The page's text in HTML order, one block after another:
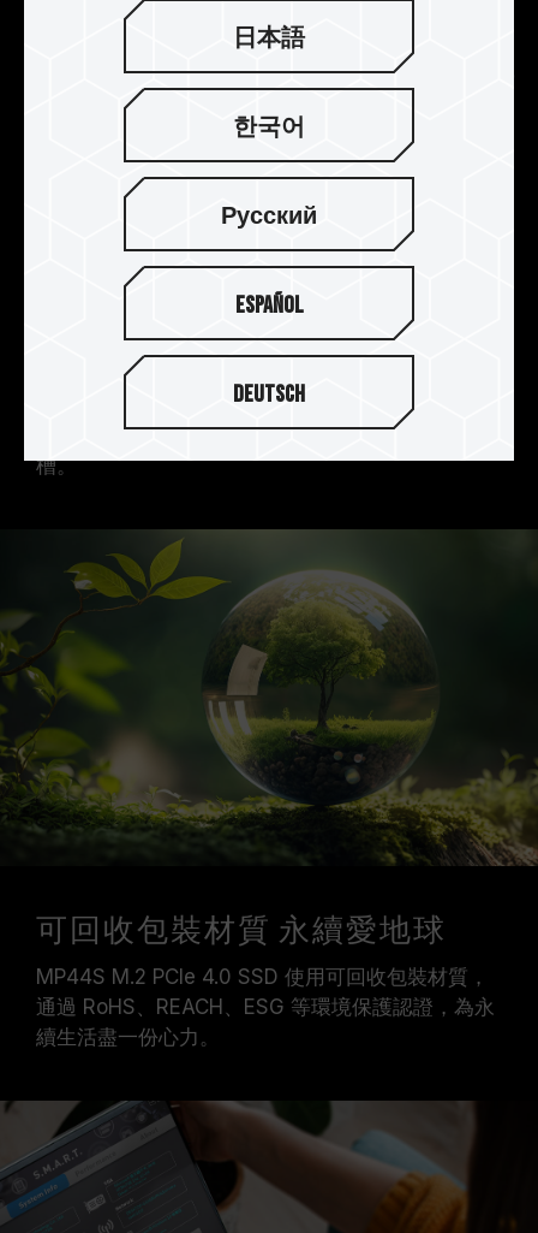
Gen4 讀寫速度兼容 PCIe Gen3 介
MP44S M.2 PCIe 4.0 SSD 採用 PCIe Gen4 x4 介
面，讀寫速度最高可達 5,000 MB/s 與
3,500MB/s，並且向下相容 PCIe Gen3 的 M.2 插
槽。
可回收包裝材質 永續愛地球
MP44S M.2 PCIe 4.0 SSD 使用可回收包裝材質，
通過 RoHS、REACH、ESG 等環境保護認證，為永
續生活盡一份心力。
日本語
한국어
Русский
Español
Deutsch